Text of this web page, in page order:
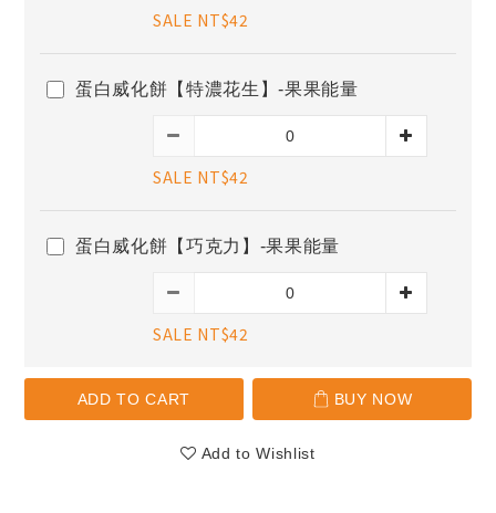
SALE NT$42
蛋白威化餅【特濃花生】-果果能量
SALE NT$42
蛋白威化餅【巧克力】-果果能量
SALE NT$42
ADD TO CART BUY NOW
Add to Wishlist